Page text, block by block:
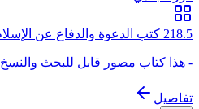
218.5 كتب الدعوة والدفاع عن الإسلام
- هذا كتاب مصور قابل للبحث والنسخ
تفاصيل